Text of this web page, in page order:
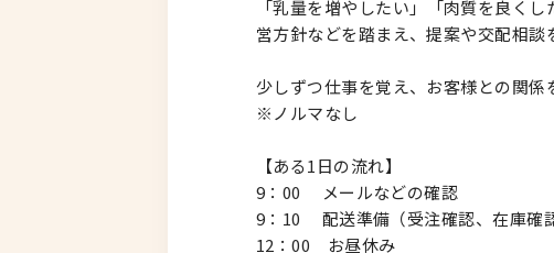
「乳量を増やしたい」「肉質を良く
営方針などを踏まえ、提案や交配相談
少しずつ仕事を覚え、お客様との関係
※ノルマなし
【ある1日の流れ】
9：00 メールなどの確認
9：10 配送準備（受注確認、在庫確認
12：00 お昼休み